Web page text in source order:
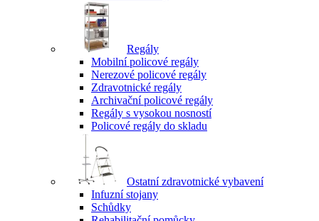
Regály
Mobilní policové regály
Nerezové policové regály
Zdravotnické regály
Archivační policové regály
Regály s vysokou nosností
Policové regály do skladu
Ostatní zdravotnické vybavení
Infuzní stojany
Schůdky